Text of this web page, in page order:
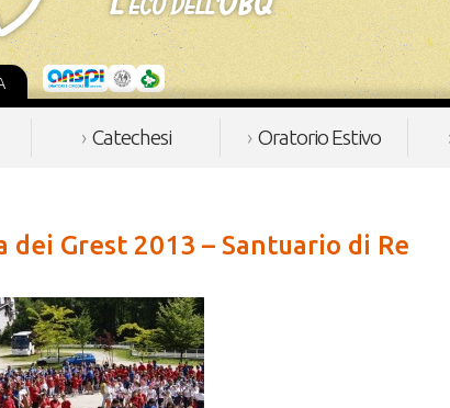
Catechesi Oratorio Estivo
dei Grest 2013 – Santuario di Re